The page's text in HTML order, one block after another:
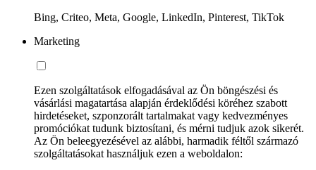
Bing, Criteo, Meta, Google, LinkedIn, Pinterest, TikTok
Marketing
Ezen szolgáltatások elfogadásával az Ön böngészési és
vásárlási magatartása alapján érdeklődési köréhez szabott
hirdetéseket, szponzorált tartalmakat vagy kedvezményes
promóciókat tudunk biztosítani, és mérni tudjuk azok sikerét.
Az Ön beleegyezésével az alábbi, harmadik féltől származó
szolgáltatásokat használjuk ezen a weboldalon: